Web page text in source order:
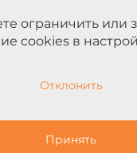
ограничить или
cookies в
Отклонить
Принять